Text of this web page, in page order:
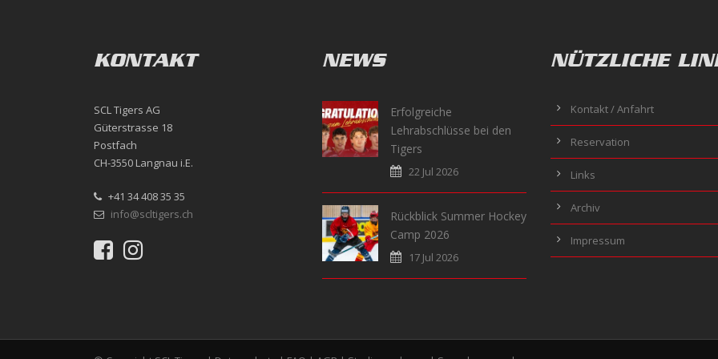
KONTAKT
SCL Tigers AG
Güterstrasse 18
Postfach
CH-3550 Langnau i.E.
+41 34 408 35 35
info@scltigers.ch
NEWS
Erfolgreiche
Lehrabschlüsse bei den
Tigers
22 Jul 2026
Rückblick Summer Hockey
Camp 2026
17 Jul 2026
NÜTZLICHE
Kontakt / Anfahrt
Reservation
Links
Archiv
Impressum